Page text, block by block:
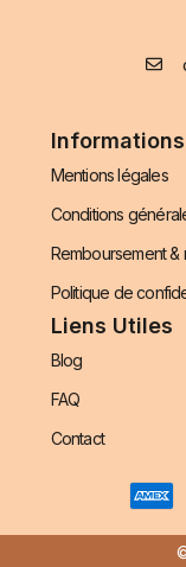
Informations
Mentions légales
Conditions
Remboursement &
Politique de
Liens Utiles
Blog
FAQ
Contact